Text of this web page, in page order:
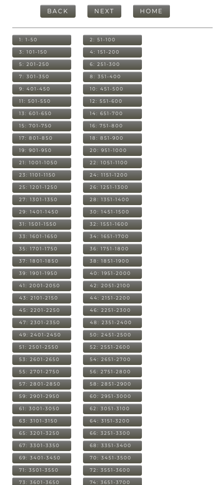
BACK NEXT HOME
1: 1-50 2: 51-100
3: 101-150 4: 151-200
5: 201-250 6: 251-300
7: 301-350 8: 351-400
9: 401-450 10: 451-500
11: 501-550 12: 551-600
13: 601-650 14: 651-700
15: 701-750 16: 751-800
17: 801-850 18: 851-900
19: 901-950 20: 951-1000
21: 1001-1050 22: 1051-1100
23: 1101-1150 24: 1151-1200
25: 1201-1250 26: 1251-1300
27: 1301-1350 28: 1351-1400
29: 1401-1450 30: 1451-1500
31: 1501-1550 32: 1551-1600
33: 1601-1650 34: 1651-1700
35: 1701-1750 36: 1751-1800
37: 1801-1850 38: 1851-1900
39: 1901-1950 40: 1951-2000
41: 2001-2050 42: 2051-2100
43: 2101-2150 44: 2151-2200
45: 2201-2250 46: 2251-2300
47: 2301-2350 48: 2351-2400
49: 2401-2450 50: 2451-2500
51: 2501-2550 52: 2551-2600
53: 2601-2650 54: 2651-2700
55: 2701-2750 56: 2751-2800
57: 2801-2850 58: 2851-2900
59: 2901-2950 60: 2951-3000
61: 3001-3050 62: 3051-3100
63: 3101-3150 64: 3151-3200
65: 3201-3250 66: 3251-3300
67: 3301-3350 68: 3351-3400
69: 3401-3450 70: 3451-3500
71: 3501-3550 72: 3551-3600
73: 3601-3650 74: 3651-3700